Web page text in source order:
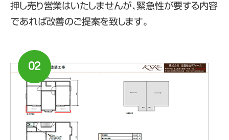
押し売り営業はいたしませんが、緊急性が要する内容
であれば改善のご提案を致します。
02